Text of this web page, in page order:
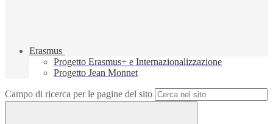
Erasmus
Progetto Erasmus+ e Internazionalizzazione
Progetto Jean Monnet
Campo di ricerca per le pagine del sito